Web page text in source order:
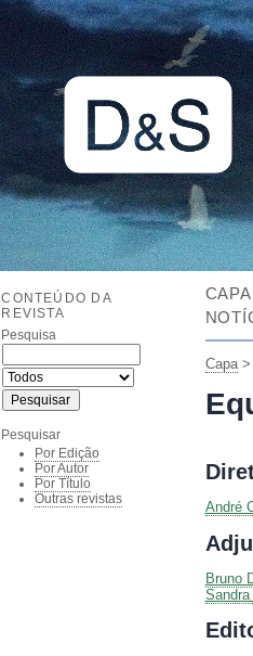
CONTEÚDO DA
REVISTA
Pesquisa
Pesquisar
Por Edição
Por Autor
Por Título
Outras revistas
CAPA
Capa>
André
Bruno